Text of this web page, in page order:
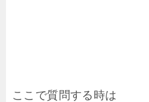
ここで質問する時は